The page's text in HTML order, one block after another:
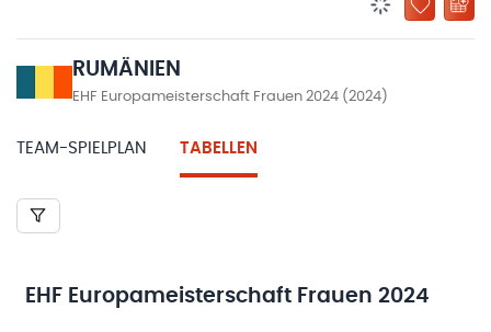
ZU
RUMÄNIEN
EHF Europameisterschaft Frauen 2024 (2024)
TEAM-SPIELPLAN TABELLEN
EHF Europameisterschaft Frauen 2024